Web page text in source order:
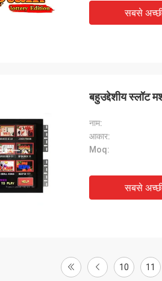
सबसे
बहुउद्देशीय स्लॉट
नाम:
आकार:
Moq:
सबसे
10 11